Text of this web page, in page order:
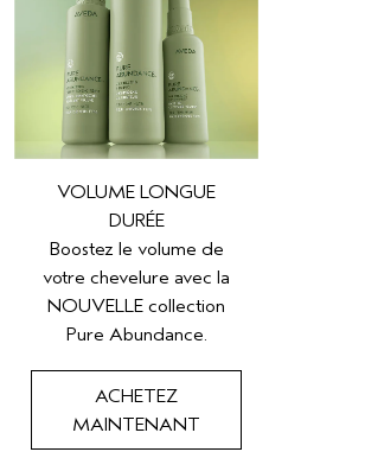
VOLUME LONGUE
DURÉE
Boostez le volume de
votre chevelure avec la
NOUVELLE collection
Pure Abundance.
ACHETEZ
MAINTENANT